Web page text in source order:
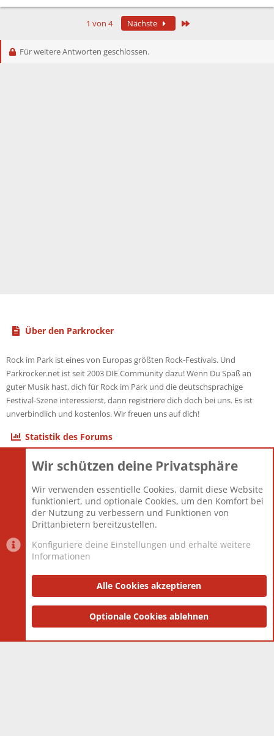
1 von 4 Nächste
Für weitere Antworten geschlossen.
Über den Parkrocker
Rock im Park ist eines von Europas größten Rock-Festivals. Und
Parkrocker.net ist seit 2003 DIE Community dazu! Wenn Du Spaß an
guter Musik hast, dich für Rock im Park und die deutschsprachige
Festival-Szene interessierst, dann registriere dich doch bei uns. Es ist
unverbindlich und kostenlos. Wir freuen uns auf dich!
Statistik des Forums
Themen
Mitglieder
12.425
Neuestes Mitglied
Toddster85
Datenschutzerklärung Impressum
Community platform by XenForo® © 2010-2025 XenForo Ltd.
and add-ons by ThemeHouse
Wir schützen deine Privatsphäre
Wir verwenden essentielle Cookies, damit diese Website
funktioniert, und optionale Cookies, um den Komfort bei
der Nutzung zu verbessern und Funktionen von
Drittanbietern bereitzustellen.
Konfiguriere deine Einstellungen und erhalte weitere
Informationen
Alle Cookies akzeptieren
Optionale Cookies ablehnen